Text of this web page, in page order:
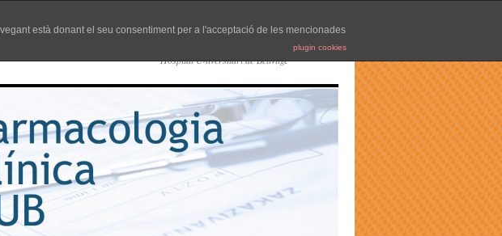
està donant el seu consentiment per a l'acceptació de les mencionades
plugin cookies
Hospital Universitari de Bellvitge